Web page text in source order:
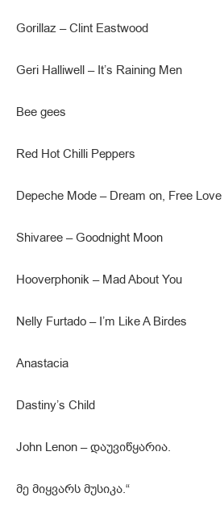
Gorillaz – Clint Eastwood
Geri Halliwell – It’s Raining Men
Bee gees
Red Hot Chilli Peppers
Depeche Mode – Dream on, Free Love
Shivaree – Goodnight Moon
Hooverphonik – Mad About You
Nelly Furtado – I’m Like A Birdes
Anastacia
Dastiny’s Child
John Lenon – დაუვიწყარია.
მე მიყვარს მუსიკა.“